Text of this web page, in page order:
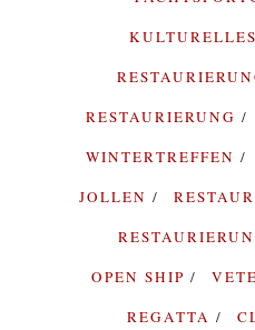
KULTURELLES
RESTAURIERUNG
WINTERTREFFEN
JOLLEN
OPEN SHIP
REGATTA